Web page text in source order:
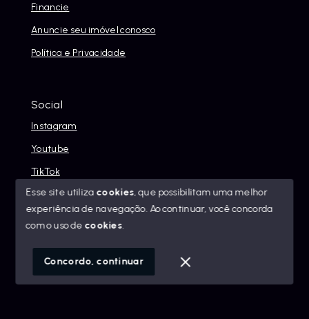
Financie
Anuncie seu imóvel conosco
Política e Privacidade
Social
Instagram
Youtube
TikTok
© Copyright 2026 - Alexandre Abreu Imóveis - Todos os
SITE PARA IMOBILIARIA
Esse site utiliza cookies, que possibilitam uma melhor
experiência de navegação.Ao continuar, você concorda
com o uso de cookies.
Concordo, continuar